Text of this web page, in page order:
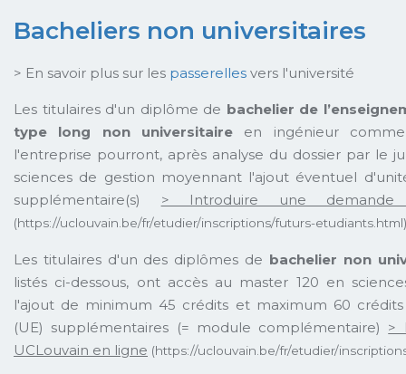
Bacheliers non universitaires
> En savoir plus sur les passerelles vers l'université
Les titulaires d'un diplôme de bachelier de
type long non universitaireen ingénieur
l'entreprise pourront, après analyse du dossier par le
sciences de gestion moyennant l'ajout éventuel
supplémentaire(s) > Introduire une demande
(https://uclouvain.be/fr/etudier/inscriptions/futurs-etudiants.html)
Les titulaires d'un des diplômes de bachelier non
listés ci-dessous, ont accès au master 120 en
l'ajout de minimum 45 crédits et maximum 60
(UE) supplémentaires (= module complémentaire) >
UCLouvain en ligne (https://uclouvain.be/fr/etudier/